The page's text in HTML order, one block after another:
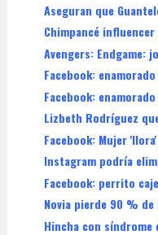
Aseguran que
Chimpancé
Avengers: Endgame:
Facebook:
Facebook:
Lizbeth Rodríguez
Facebook: Mujer
Instagram podría
Facebook: perrito
Novia pierde 90 %
Hincha con síndrome